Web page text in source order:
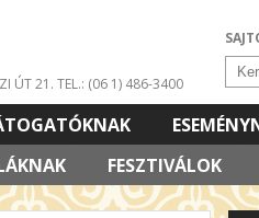
ÚT 21. TEL.: (06 1) 486-3400
FESZTIVÁLOK